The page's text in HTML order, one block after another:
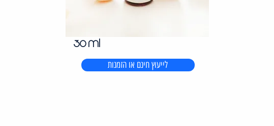
30 ml
לייעוץ חינם או הזמנות